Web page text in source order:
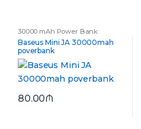
30000 mAh Power Bank
Baseus Mini JA 30000mah
poverbank
80.00₼